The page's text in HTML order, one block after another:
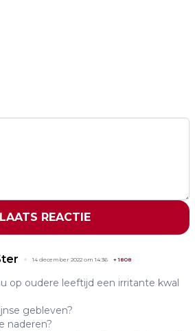
REACTIE
14 december 2022 om 14:36 +1808
op oudere leeftijd een irritante kwal
gebleven?
naderen?